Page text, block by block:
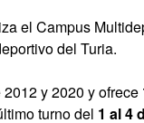
el Campus
del Turia.
y 2020 y ofrece
turno del 1 al 4